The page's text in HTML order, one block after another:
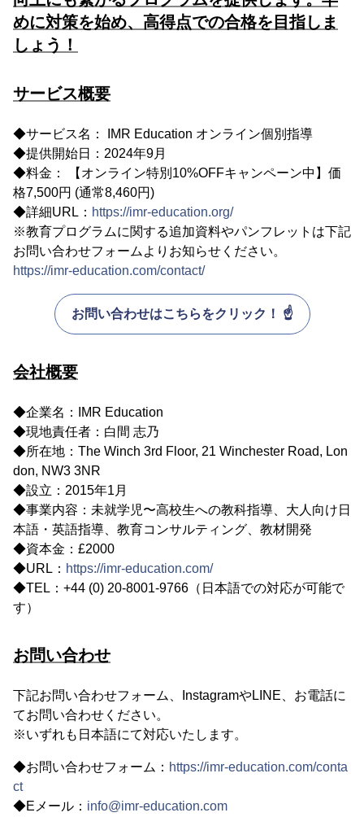
めに対策を始め、高得点での合格を目指しま
しょう！
サービス概要
◆サービス名： IMR Education オンライン個別指導
◆提供開始日：2024年9月
◆料金： 【オンライン特別10%OFFキャンペーン中】価
格7,500円 (通常8,460円)
◆詳細URL： https://imr-education.org/
※教育プログラムに関する追加資料やパンフレットは下記
お問い合わせフォームよりお知らせください。
https://imr-education.com/contact/
お問い合わせはこちらをクリック！ ☝
会社概要
◆企業名：IMR Education
◆現地責任者：白間 志乃
◆所在地：The Winch 3rd Floor, 21 Winchester Road, Lon
don, NW3 3NR
◆設立：2015年1月
◆事業内容：未就学児〜高校生への教科指導、大人向け日
本語・英語指導、教育コンサルティング、教材開発
◆資本金：£2000
◆URL： https://imr-education.com/
◆TEL：+44 (0) 20-8001-9766（日本語での対応が可能で
す）
お問い合わせ
下記お問い合わせフォーム、InstagramやLINE、お電話に
てお問い合わせください。
※いずれも日本語にて対応いたします。
◆お問い合わせフォーム： https://imr-education.com/conta
ct
◆Eメール： info@imr-education.com